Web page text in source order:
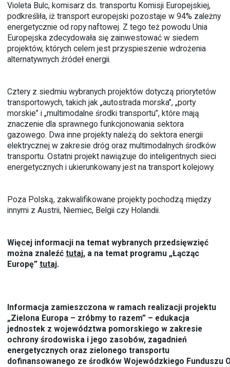
Violeta Bulc, komisarz ds. transportu Komisji Europejskiej,
podkreśliła, iż transport europejski pozostaje w 94% zależny
energetycznie od ropy naftowej. Z tego też powodu Unia
Europejska zdecydowała się zainwestować w siedem
projektów, których celem jest przyspieszenie wdrożenia
alternatywnych źródeł energii.
Cztery z siedmiu wybranych projektów dotyczą priorytetów
transportowych, takich jak „autostrada morska”, „porty
morskie” i „multimodalne środki transportu”, które mają
znaczenie dla sprawnego funkcjonowania sektora
gazowego. Dwa inne projekty należą do sektora energii
elektrycznej w zakresie dróg oraz multimodalnych środków
transportu. Ostatni projekt nawiązuje do inteligentnych sieci
energetycznych i ukierunkowany jest na transport kolejowy.
Poza Polską, zakwalifikowane projekty pochodzą między
innymi z Austrii, Niemiec, Belgii czy Holandii.
Więcej informacji na temat wybranych przedsięwzięć
można znaleźć tutaj, a na temat programu „Łącząc
Europę” tutaj.
Informacja zamieszczona w ramach realizacji projektu
„Zielona Europa – zróbmy to razem” – edukacja
jednostek z województwa pomorskiego w zakresie
ochrony środowiska i jego zasobów, zagadnień
energetycznych oraz zielonego transportu
dofinansowanego ze środków Wojewódzkiego Funduszu